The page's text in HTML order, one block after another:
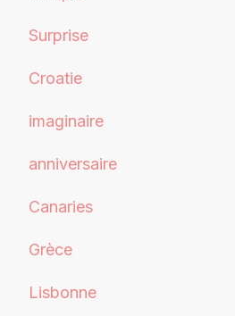
Surprise
Croatie
imaginaire
anniversaire
Canaries
Grèce
Lisbonne